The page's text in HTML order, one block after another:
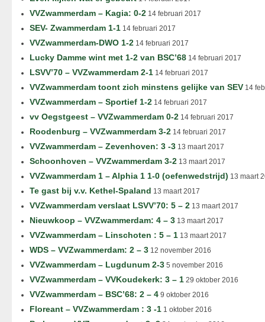
VVZwammerdam – Kagia: 0-2 14 februari 2017
SEV- Zwammerdam 1-1 14 februari 2017
VVZwammerdam-DWO 1-2 14 februari 2017
Lucky Damme wint met 1-2 van BSC’68 14 februari 2017
LSVV’70 – VVZwammerdam 2-1 14 februari 2017
VVZwammerdam toont zich minstens gelijke van SEV 14
VVZwammerdam – Sportief 1-2 14 februari 2017
vv Oegstgeest – VVZwammerdam 0-2 14 februari 2017
Roodenburg – VVZwammerdam 3-2 14 februari 2017
VVZwammerdam – Zevenhoven: 3 -3 13 maart 2017
Schoonhoven – VVZwammerdam 3-2 13 maart 2017
VVZwammerdam 1 – Alphia 1 1-0 (oefenwedstrijd) 13 maart
Te gast bij v.v. Kethel-Spaland 13 maart 2017
VVZwammerdam verslaat LSVV’70: 5 – 2 13 maart 2017
Nieuwkoop – VVZwammerdam: 4 – 3 13 maart 2017
VVZwammerdam – Linschoten : 5 – 1 13 maart 2017
WDS – VVZwammerdam: 2 – 3 12 november 2016
VVZwammerdam – Lugdunum 2-3 5 november 2016
VVZwammerdam – VVKoudekerk: 3 – 1 29 oktober 2016
VVZwammerdam – BSC’68: 2 – 4 9 oktober 2016
Floreant – VVZwammerdam : 3 -1 1 oktober 2016